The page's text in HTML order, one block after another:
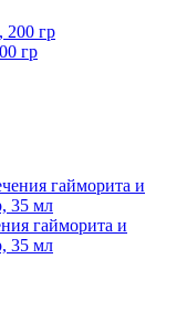
гр
гайморита и
35 мл